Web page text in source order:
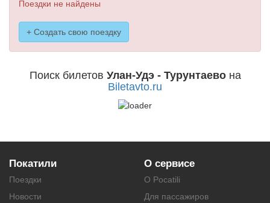
Поездки не найдены
+ Создать свою поездку
Поиск билетов Улан-Удэ - Турунтаевона
Biletavto.ru
Покатили
Поездки
Новости
О сервисе
О Pocatili
Для пассажиров